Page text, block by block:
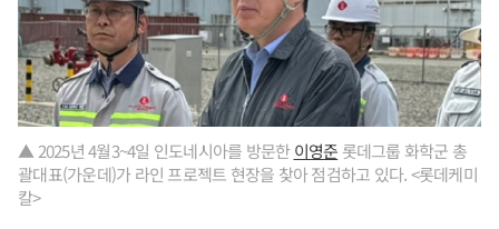
▲ 2025년 4월3~4일 인도네시아를 방문한이영준 롯데그룹 화학군 총
괄대표(가운데)가 라인 프로젝트 현장을 찾아 점검하고 있다. <롯데케미
칼>